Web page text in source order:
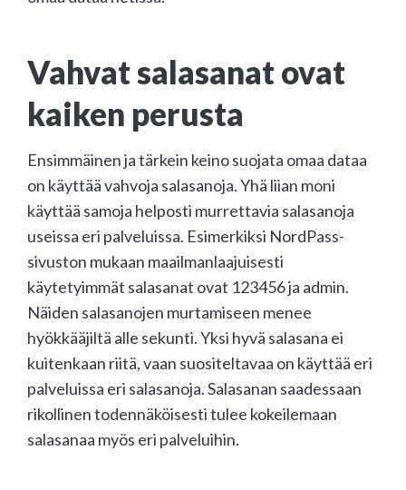
Vahvat salasanat ovat
kaiken perusta
Ensimmäinen ja tärkein keino suojata omaa dataa
on käyttää vahvoja salasanoja. Yhä liian moni
käyttää samoja helposti murrettavia salasanoja
useissa eri palveluissa. Esimerkiksi NordPass-
sivuston mukaan maailmanlaajuisesti
käytetyimmät salasanat ovat 123456 ja admin.
Näiden salasanojen murtamiseen menee
hyökkääjiltä alle sekunti. Yksi hyvä salasana ei
kuitenkaan riitä, vaan suositeltavaa on käyttää eri
palveluissa eri salasanoja. Salasanan saadessaan
rikollinen todennäköisesti tulee kokeilemaan
salasanaa myös eri palveluihin.